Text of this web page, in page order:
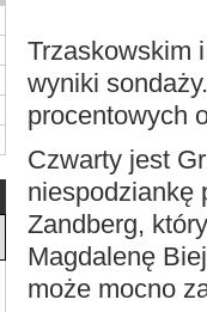
Trzaskowskim
wyniki
procentowych
Czwarty jest
niespodziankę
Zandberg,
Magdalenę
może mocno